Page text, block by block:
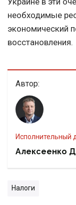
необходимые
экономический
восстановления.
Автор:
Алексеенко
Налоги